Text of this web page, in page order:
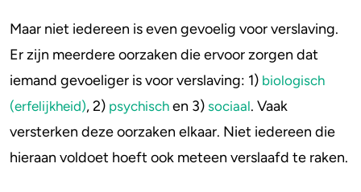
Maar niet iedereen is even gevoelig voor verslaving.
Er zijn meerdere oorzaken die ervoor zorgen dat
iemand gevoeliger is voor verslaving: 1) biologisch
(erfelijkheid), 2) psychisch en 3) sociaal. Vaak
versterken deze oorzaken elkaar. Niet iedereen die
hieraan voldoet hoeft ook meteen verslaafd te raken.